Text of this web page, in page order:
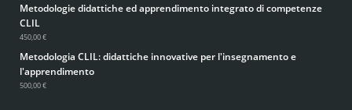
Metodologie didattiche ed apprendimento integrato di competenze
CLIL
450,00 €
Metodologia CLIL: didattiche innovative per l'insegnamento e
l'apprendimento
500,00 €